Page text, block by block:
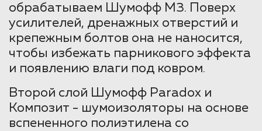
обрабатываем Шумофф М3. Поверх
усилителей, дренажных отверстий и
крепежным болтов она не наносится,
чтобы избежать парникового эффекта
и появлению влаги под ковром.
Второй слой Шумофф Paradox и
Композит - шумоизоляторы на основе
вспененного полиэтилена со